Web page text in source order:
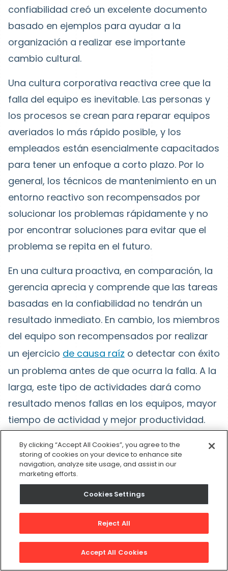
confiabilidad creó un excelente documento
basado en ejemplos para ayudar a la
organización a realizar ese importante
cambio cultural.
Una cultura corporativa reactiva cree que la
falla del equipo es inevitable. Las personas y
los procesos se crean para reparar equipos
averiados lo más rápido posible, y los
empleados están esencialmente capacitados
para tener un enfoque a corto plazo. Por lo
general, los técnicos de mantenimiento en un
entorno reactivo son recompensados por
solucionar los problemas rápidamente y no
por encontrar soluciones para evitar que el
problema se repita en el futuro.
En una cultura proactiva, en comparación, la
gerencia aprecia y comprende que las tareas
basadas en la confiabilidad no tendrán un
resultado inmediato. En cambio, los miembros
del equipo son recompensados por realizar
un ejercicio de causa raíz o detectar con éxito
un problema antes de que ocurra la falla. A la
larga, este tipo de actividades dará como
resultado menos fallas en los equipos, mayor
tiempo de actividad y mejor productividad.
la confiabilidad.
Estandarización de Métricas y KPIs
para evaluar Confiabilidad
Eli Lilly creó tres métricas globales para medir
su progreso de confiabilidad: tiempo de
inactividad, tiempo medio entre fallas (MTBF)
By clicking “Accept All Cookies”, you agree to the
storing of cookies on your device to enhance site
navigation, analyze site usage, and assist in our
marketing efforts.
Cookies Settings
Reject All
Accept All Cookies